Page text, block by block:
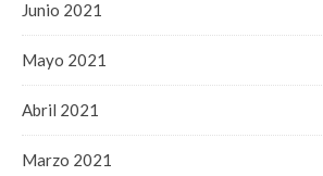
Junio 2021
Mayo 2021
Abril 2021
Marzo 2021